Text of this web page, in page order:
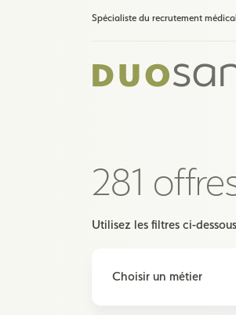
Spécialiste du recrutement
281
Utilisez les filtres ci-